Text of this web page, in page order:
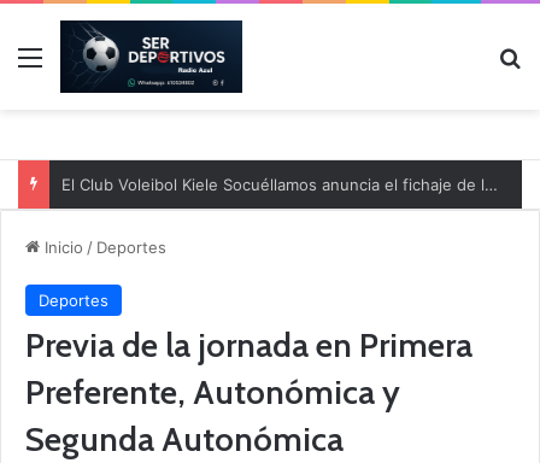
Menú
El Club Voleibol Kiele Socuéllamos anuncia el fichaje de la central norteamericana Morgan Thurlow para la temporada 2026/2027
Inicio / Deportes
Deportes
Previa de la jornada en Primera
Preferente, Autonómica y
Segunda Autonómica